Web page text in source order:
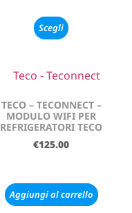
Scegli
TECO – TECONNECT –
MODULO WIFI PER
REFRIGERATORI TECO
€125.00
Aggiungi al carrello